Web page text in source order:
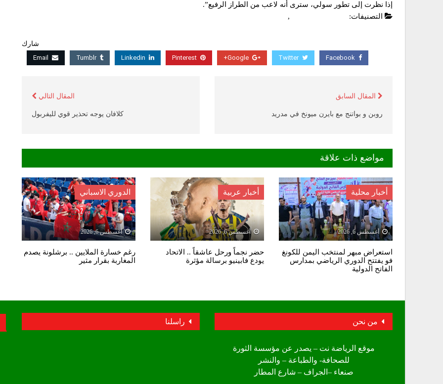
إذا نظرت إلى تطور سولي، سترى أنه لاعب من الطراز الرفيع”.
التصنيفات:
,
شارك
Facebook
Twitter
Google+
Pinterest
Linkedin
Tumblr
Email
المقال السابق
روبن و بواتنج مع بايرن ميونخ في مدريد
المقال التالي
كلافان يوجه تحذير قوي لليفربول
مواضع ذات علاقة
أخبار محلية
أغسطس 6, 2026
استعراض مبهر لمنتخب اليمن للكونغ
فو يفتتح الدوري الرياضي بمدارس
الفاتح الدولية
أخبار عربية
أغسطس 6, 2026
حضر نجماً ورحل عاشقاً .. الاتحاد
يودع فابينيو برسالة مؤثرة
الدوري الاسباني
أغسطس 6, 2026
رغم خسارة الملايين .. برشلونة يصدم
المغاربة بقرار مثير
من نحن
موقع الرياضة نت – يصدر عن مؤسسة الثورة
للصحافة- والطباعة – والنشر
صنعاء –الجراف – شارع المطار
راسلنا